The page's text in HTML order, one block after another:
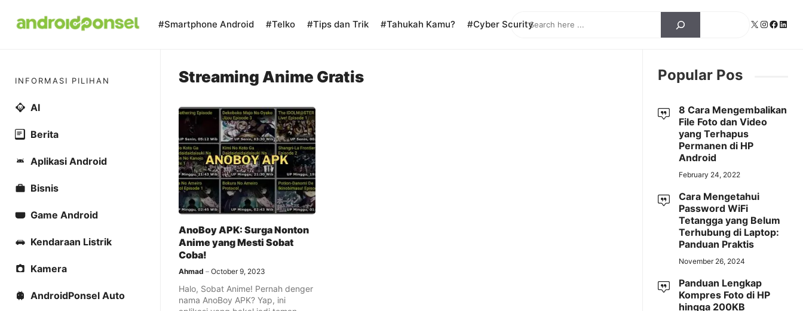
Search X Instagram
#Smartphone Android #Telko #Tips dan Trik #Tahukah Kamu? #Cyber Scurity
Streaming Anime Gratis
AnoBoy APK: Surga Nonton
Anime yang Mesti Sobat
Coba!
Ahmad October 9, 2023
Halo, Sobat Anime! Pernah denger
nama AnoBoy APK? Yap, ini
INFORMASI PILIHAN
AI
Berita
Aplikasi Android
Bisnis
Game Android
Kendaraan Listrik
Kamera
AndroidPonsel Auto
Popular Pos
8 Cara Mengembalikan
File Foto dan Video
yang Terhapus
Permanen di HP
Android
February 24, 2022
Cara Mengetahui
Password WiFi
Tetangga yang Belum
Terhubung di Laptop:
Panduan Praktis
November 26, 2024
Panduan Lengkap
Kompres Foto di HP
hingga 200KB